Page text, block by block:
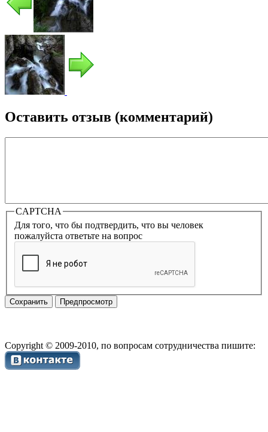
Оставить отзыв (комментарий)
CAPTCHA
Для того, что бы подтвердить, что вы человек
пожалуйста ответьте на вопрос
Copyright © 2009-2010, по вопросам сотрудничества пишите: